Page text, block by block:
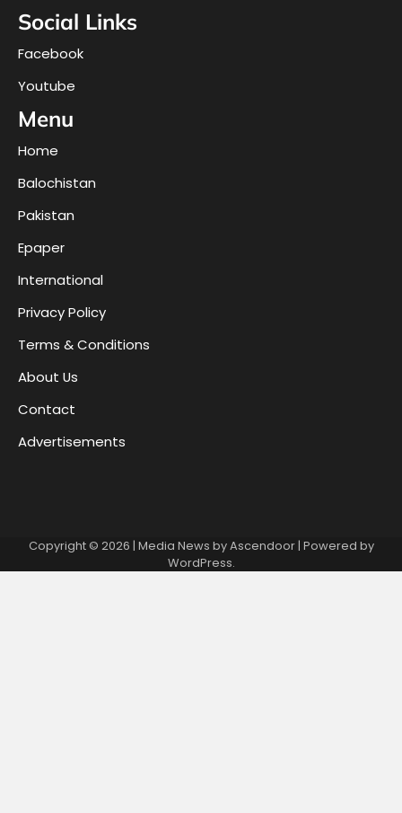
Social Links
Facebook
Youtube
Menu
Home
Balochistan
Pakistan
Epaper
International
Privacy Policy
Terms & Conditions
About Us
Contact
Advertisements
Copyright © 2026 | Media News byAscendoor| Powered by
WordPress.